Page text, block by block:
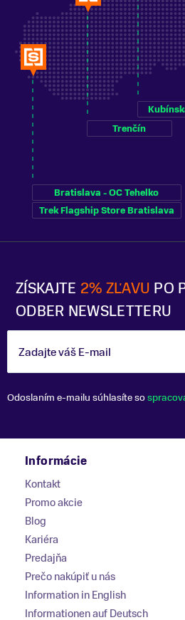
ZÍSKAJTE 2% ZĽAVU PO
ODBER NEWSLETTERU
Zadajte váš E-mail
Odoslaním e-mailu súhlasíte so
Bratislava - OC Tehelko
Trek Flagship Store Bratislava
Trenčín
Informácie
Kontakt
Promo akcie
Blog
Kariéra
Predajňa
Prečo nakúpiť u nás
Information in English
Informationen auf Deutsch